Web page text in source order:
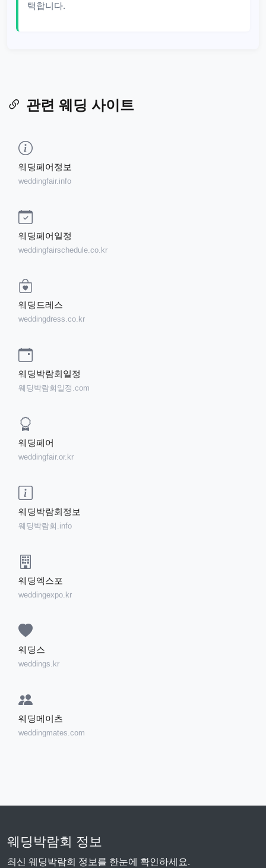
택합니다.
관련 웨딩 사이트
웨딩페어정보
weddingfair.info
웨딩페어일정
weddingfairschedule.co.kr
웨딩드레스
weddingdress.co.kr
웨딩박람회일정
웨딩박람회일정.com
웨딩페어
weddingfair.or.kr
웨딩박람회정보
웨딩박람회.info
웨딩엑스포
weddingexpo.kr
웨딩스
weddings.kr
웨딩메이츠
weddingmates.com
웨딩박람회 정보
최신 웨딩박람회 정보를 한눈에 확인하세요.